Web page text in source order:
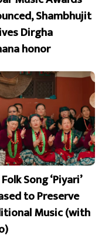
Shambhujit
Dirgha
honor
Song ‘Piyari’
to Preserve
Music (with